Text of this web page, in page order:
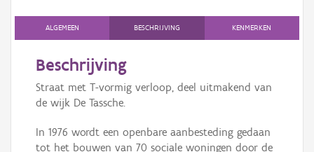
Persoon of collectief
Downloads
Hergebruik
Aanmelden
ALGEMEEN BESCHRIJVING KENMERKEN
Beschrijving
Straat met T-vormig verloop, deel uitmakend van
de wijk De Tassche.
In 1976 wordt een openbare aanbesteding gedaan
tot het bouwen van 70 sociale woningen door de